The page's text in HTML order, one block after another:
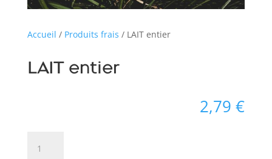
Accueil / Produits frais / LAIT entier
LAIT entier
2,79€